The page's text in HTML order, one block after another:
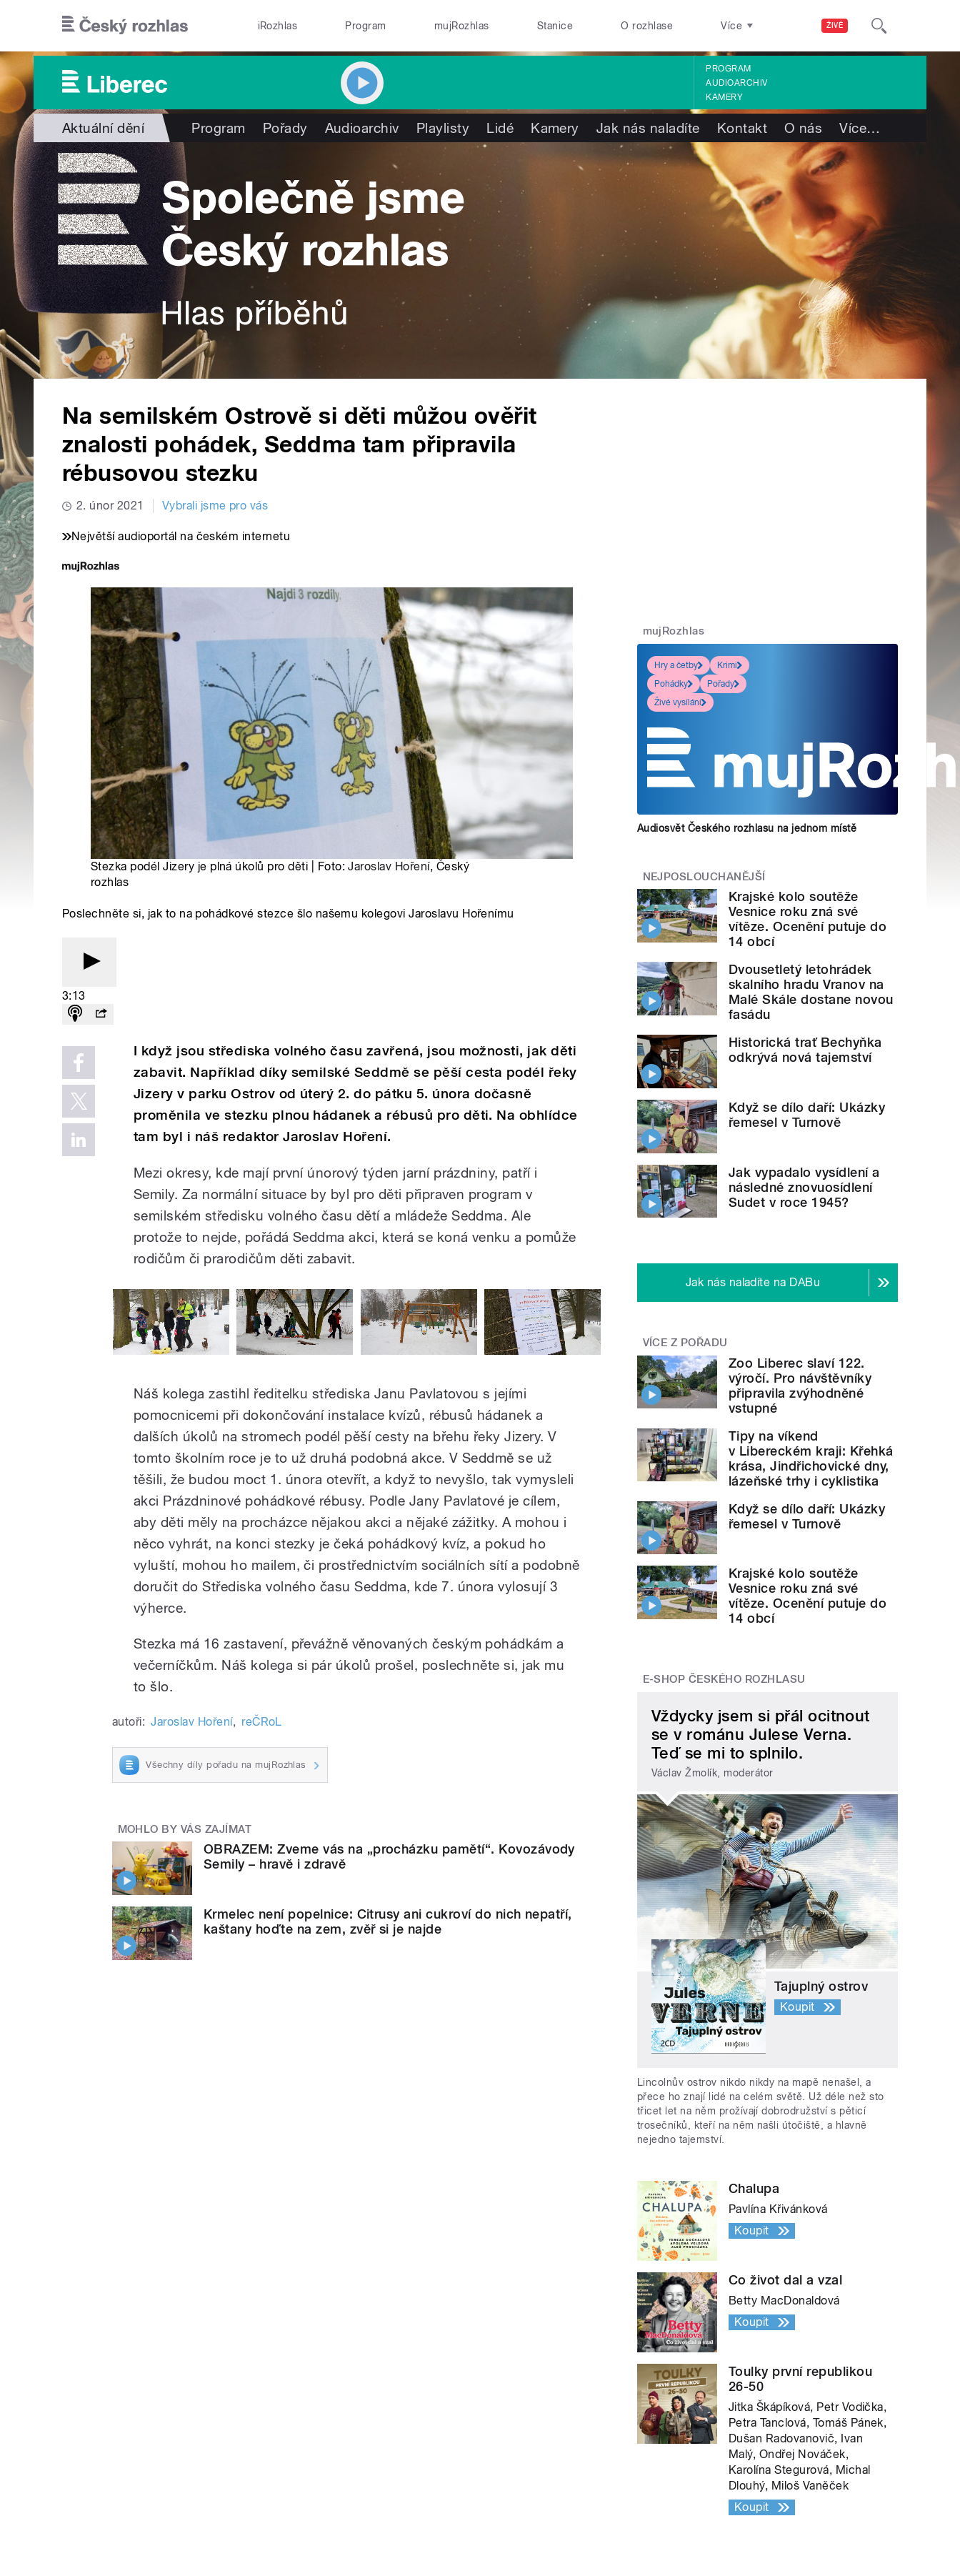
ŽIVĚ
iRozhlas Program mujRozhlas Stanice O rozhlase Více
PROGRAM
AUDIOARCHIV
KAMERY
Aktuální dění Program Pořady Audioarchiv Playlisty Lidé Kamery Jak nás naladíte Kontakt O nás Více…
Na semilském Ostrově si děti můžou ověřit
znalosti pohádek, Seddma tam připravila
rébusovou stezku
2. únor 2021 Vybrali jsme pro vás
Největší audioportál na českém internetu
Stezka podél Jizery je plná úkolů pro děti | Foto:Jaroslav Hoření, Český
rozhlas
Poslechněte si, jak to na pohádkové stezce šlo našemu kolegovi Jaroslavu Hořenímu
3:13
I když jsou střediska volného času zavřená, jsou možnosti, jak děti
zabavit. Například díky semilské Seddmě se pěší cesta podél řeky
Jizery v parku Ostrov od úterý 2. do pátku 5. února dočasně
proměnila ve stezku plnou hádanek a rébusů pro děti. Na obhlídce
tam byl i náš redaktor Jaroslav Hoření.
Mezi okresy, kde mají první únorový týden jarní prázdniny, patří i
Semily. Za normální situace by byl pro děti připraven program v
semilském středisku volného času dětí a mládeže Seddma. Ale
protože to nejde, pořádá Seddma akci, která se koná venku a pomůže
rodičům či prarodičům děti zabavit.
Náš kolega zastihl ředitelku střediska Janu Pavlatovou s jejími
pomocnicemi při dokončování instalace kvízů, rébusů hádanek a
dalších úkolů na stromech podél pěší cesty na břehu řeky Jizery. V
tomto školním roce je to už druhá podobná akce. V Seddmě se už
těšili, že budou moct 1. února otevřít, a když to nevyšlo, tak vymysleli
akci Prázdninové pohádkové rébusy. Podle Jany Pavlatové je cílem,
aby děti měly na procházce nějakou akci a nějaké zážitky. A mohou i
něco vyhrát, na konci stezky je čeká pohádkový kvíz, a pokud ho
vyluští, mohou ho mailem, či prostřednictvím sociálních sítí a podobně
doručit do Střediska volného času Seddma, kde 7. února vylosují 3
výherce.
Stezka má 16 zastavení, převážně věnovaných českým pohádkám a
večerníčkům. Náš kolega si pár úkolů prošel, poslechněte si, jak mu
to šlo.
autoři: Jaroslav Hoření, reČRoL
Všechny díly pořadu na mujRozhlas
MOHLO BY VÁS ZAJÍMAT
OBRAZEM: Zveme vás na „procházku pamětí“. Kovozávody
Semily – hravě i zdravě
Krmelec není popelnice: Citrusy ani cukroví do nich nepatří,
kaštany hoďte na zem, zvěř si je najde
mujRozhlas
Hry a četby
Krimi
Pohádky
Pořady
Živé vysílání
Audiosvět Českého rozhlasu na jednom místě
NEJPOSLOUCHANĚJŠÍ
Krajské kolo soutěže
Vesnice roku zná své
vítěze. Ocenění putuje do
14 obcí
Dvousetletý letohrádek
skalního hradu Vranov na
Malé Skále dostane novou
fasádu
Historická trať Bechyňka
odkrývá nová tajemství
Když se dílo daří: Ukázky
řemesel v Turnově
Jak vypadalo vysídlení a
následné znovuosídlení
Sudet v roce 1945?
Jak nás naladíte na DABu
VÍCE Z POŘADU
Zoo Liberec slaví 122.
výročí. Pro návštěvníky
připravila zvýhodněné
vstupné
Tipy na víkend
v Libereckém kraji: Křehká
krása, Jindřichovické dny,
lázeňské trhy i cyklistika
Když se dílo daří: Ukázky
řemesel v Turnově
Krajské kolo soutěže
Vesnice roku zná své
vítěze. Ocenění putuje do
14 obcí
E-SHOP ČESKÉHO ROZHLASU
Vždycky jsem si přál ocitnout
se v románu Julese Verna.
Teď se mi to splnilo.
Václav Žmolík, moderátor
Tajuplný ostrov
Koupit
Lincolnův ostrov nikdo nikdy na mapě nenašel, a
přece ho znají lidé na celém světě. Už déle než sto
třicet let na něm prožívají dobrodružství s pěticí
trosečníků, kteří na něm našli útočiště, a hlavně
nejedno tajemství.
Chalupa
Pavlína Křivánková
Koupit
Co život dal a vzal
Betty MacDonaldová
Koupit
Toulky první republikou
26-50
Jitka Škápíková, Petr Vodička,
Petra Tanclová, Tomáš Pánek,
Dušan Radovanovič, Ivan
Malý, Ondřej Nováček,
Karolína Stegurová, Michal
Dlouhý, Miloš Vaněček
Koupit